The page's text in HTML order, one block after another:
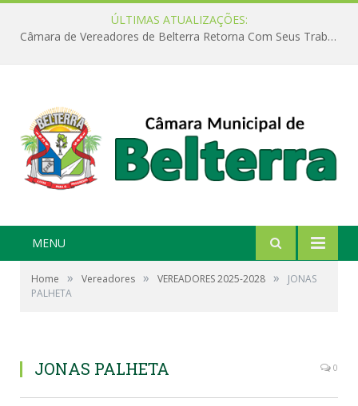
ÚLTIMAS ATUALIZAÇÕES:
Câmara de Vereadores de Belterra Retorna Com Seus Trabalhos Legislativos
MENU
Home » Vereadores » VEREADORES 2025-2028 »
JONAS
PALHETA
JONAS PALHETA 0